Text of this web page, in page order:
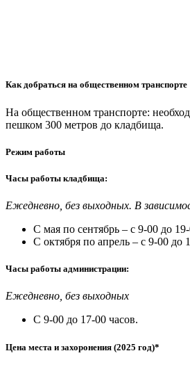
Как добраться на общественном транспорте
На общественном транспорте:
пешком 300 метров до кладбища.
Режим работы
Часы работы кладбища:
Ежедневно, без выходных. В
С мая по сентябрь – с 9-00 до
С октября по апрель – с 9-00 до
Часы работы администрации:
Ежедневно, без выходных
С 9-00 до 17-00 часов.
Цена места и захоронения (2025 год)*